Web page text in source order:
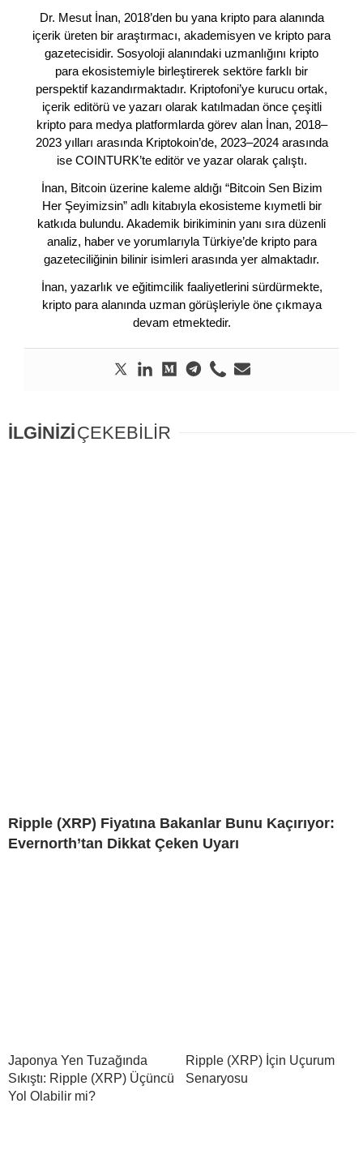
Dr. Mesut İnan, 2018’den bu yana kripto para alanında
içerik üreten bir araştırmacı, akademisyen ve kripto para
gazetecisidir. Sosyoloji alanındaki uzmanlığını kripto
para ekosistemiyle birleştirerek sektöre farklı bir
perspektif kazandırmaktadır. Kriptofoni’ye kurucu ortak,
içerik editörü ve yazarı olarak katılmadan önce çeşitli
kripto para medya platformlarda görev alan İnan, 2018–
2023 yılları arasında Kriptokoin’de, 2023–2024 arasında
ise COINTURK’te editör ve yazar olarak çalıştı.
İnan, Bitcoin üzerine kaleme aldığı “Bitcoin Sen Bizim
Her Şeyimizsin” adlı kitabıyla ekosisteme kıymetli bir
katkıda bulundu. Akademik birikiminin yanı sıra düzenli
analiz, haber ve yorumlarıyla Türkiye’de kripto para
gazeteciliğinin bilinir isimleri arasında yer almaktadır.
İnan, yazarlık ve eğitimcilik faaliyetlerini sürdürmekte,
kripto para alanında uzman görüşleriyle öne çıkmaya
devam etmektedir.
İLGİNİZİÇEKEBİLİR
Ripple (XRP) Fiyatına Bakanlar Bunu Kaçırıyor:
Evernorth’tan Dikkat Çeken Uyarı
Japonya Yen Tuzağında
Sıkıştı: Ripple (XRP) Üçüncü
Yol Olabilir mi?
Ripple (XRP) İçin Uçurum
Senaryosu